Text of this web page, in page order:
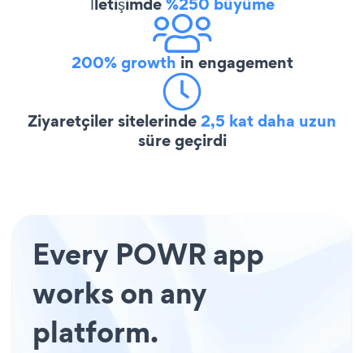
200% growth in engagement
Ziyaretçiler sitelerinde2,5 kat daha uzun
süre geçirdi
Every POWR app
works on any
platform.